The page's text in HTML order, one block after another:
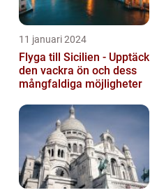
11 januari 2024
Flyga till Sicilien - Upptäck
den vackra ön och dess
mångfaldiga möjligheter